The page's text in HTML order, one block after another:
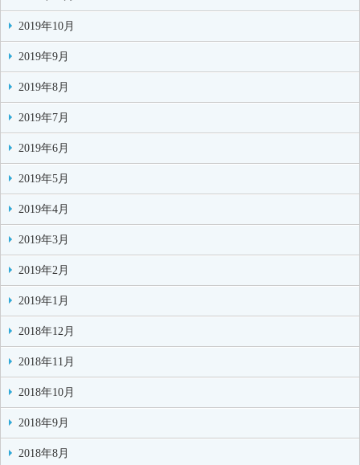
2019年10月
2019年9月
2019年8月
2019年7月
2019年6月
2019年5月
2019年4月
2019年3月
2019年2月
2019年1月
2018年12月
2018年11月
2018年10月
2018年9月
2018年8月